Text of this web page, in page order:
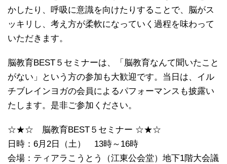
かしたり、呼吸に意識を向けたりすることで、脳がス
ッキリし、考え方が柔軟になっていく過程を味わって
いただきます。
脳教育BEST５セミナーは、「脳教育なんて聞いたこと
がない」という方の参加も大歓迎です。当日は、イル
チブレインヨガの会員によるパフォーマンスも披露い
たします。是非ご参加ください。
☆★☆ 脳教育BEST５セミナー ☆★☆
日時：6月2日（土） 13時～16時
会場：ティアラこうとう（江東公会堂）地下1階大会議